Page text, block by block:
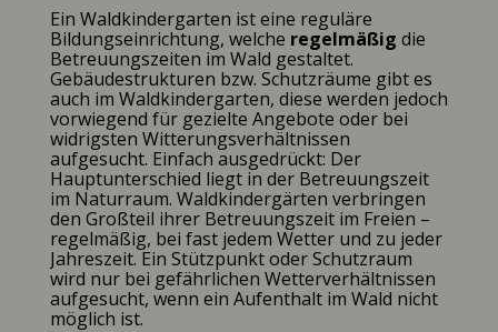
Ein Waldkindergarten ist eine reguläre
Bildungseinrichtung, welche regelmäßig die
Betreuungszeiten im Wald gestaltet.
Gebäudestrukturen bzw. Schutzräume gibt es
auch im Waldkindergarten, diese werden jedoch
vorwiegend für gezielte Angebote oder bei
widrigsten Witterungsverhältnissen
aufgesucht. Einfach ausgedrückt: Der
Hauptunterschied liegt in der Betreuungszeit
im Naturraum. Waldkindergärten verbringen
den Großteil ihrer Betreuungszeit im Freien –
regelmäßig, bei fast jedem Wetter und zu jeder
Jahreszeit. Ein Stützpunkt oder Schutzraum
wird nur bei gefährlichen Wetterverhältnissen
aufgesucht, wenn ein Aufenthalt im Wald nicht
möglich ist.